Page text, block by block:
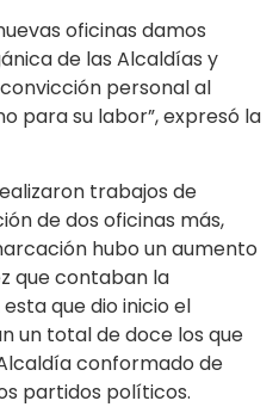
oficinas damos
de las Alcaldías y
personal al
para su labor”, expresó la
trabajos de
de dos oficinas más,
hubo un aumento
que contaban la
que dio inicio el
un total de doce los que
conformado de
partidos políticos.